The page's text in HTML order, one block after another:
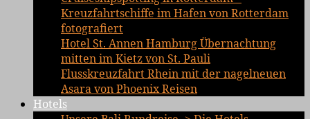
Kreuzfahrtschiffe im Hafen von Rotterdam
fotografiert
Hotel St. Annen Hamburg Übernachtung
mitten im Kietz von St. Pauli
Flusskreuzfahrt Rhein mit der nagelneuen
Asara von Phoenix Reisen
Hotels